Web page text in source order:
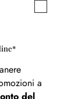
a
del